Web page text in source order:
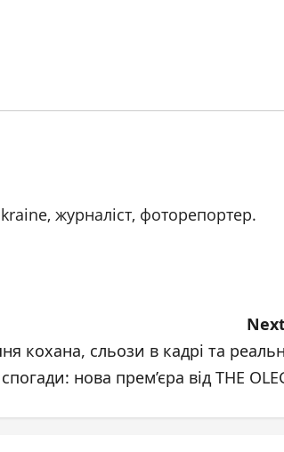
журналіст, фоторепортер.
кохана, сльози в кадрі та
спогади: нова прем’єра від THE